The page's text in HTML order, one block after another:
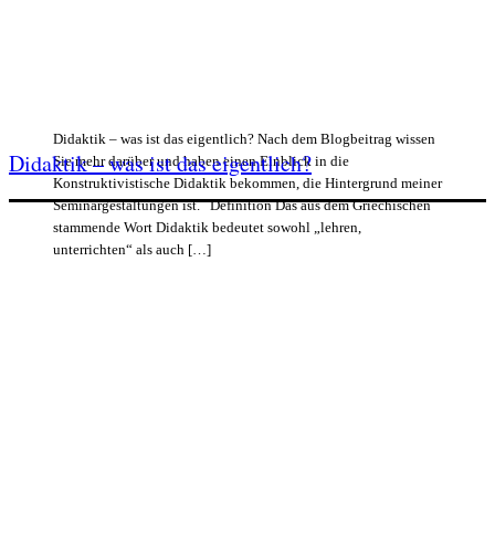
Didaktik – was ist das eigentlich? Nach dem Blogbeitrag wissen
Sie mehr darüber und haben einen Einblick in die
Konstruktivistische Didaktik bekommen, die Hintergrund meiner
Seminargestaltungen ist. Definition Das aus dem Griechischen
stammende Wort Didaktik bedeutet sowohl „lehren,
unterrichten“ als auch […]
Didaktik – was ist das eigentlich?